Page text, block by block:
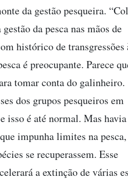
da gestão pesqueira.
da pesca nas mãos de
histórico de transgressões
é preocupante. Parece
tomar conta do galinheiro.
dos grupos pesqueiros em
isso é até normal. Mas
impunha limites na pesca,
se recuperassem. Esse
a extinção de várias